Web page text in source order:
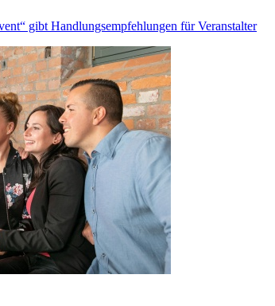
gibt Handlungsempfehlungen für Veranstalter